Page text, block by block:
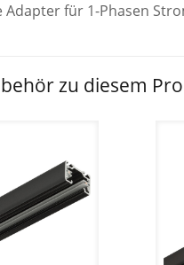
Adapter für 1-Phasen
zu diesem